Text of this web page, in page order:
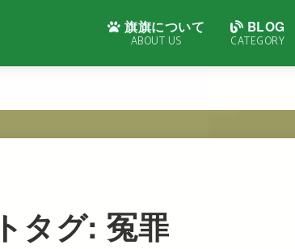
旗旗について
ABOUT US
BLOG
CATEGORY
タグ:冤罪